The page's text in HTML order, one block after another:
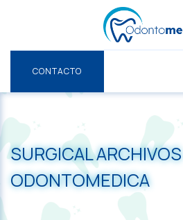
CONTACTO
SURGICAL
ODONTOMEDICA